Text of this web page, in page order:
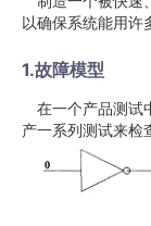
以确保系统能用许
1.故障模型
在一个产品测试
产一系列测试来检